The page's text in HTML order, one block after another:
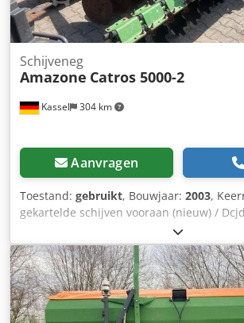
Kassel 304 km
Schijveneg
Amazone Catros 5000-2
Aanvragen
Toestand: gebruikt, Bouwjaar: 2003,
gekartelde schijven vooraan (nieuw) /